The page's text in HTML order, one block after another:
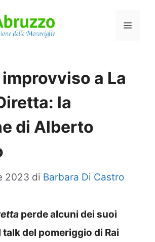
Menu
improvviso a La
la
di Alberto
2023 di Barbara Di Castro
perde alcuni dei suoi
del pomeriggio di Rai